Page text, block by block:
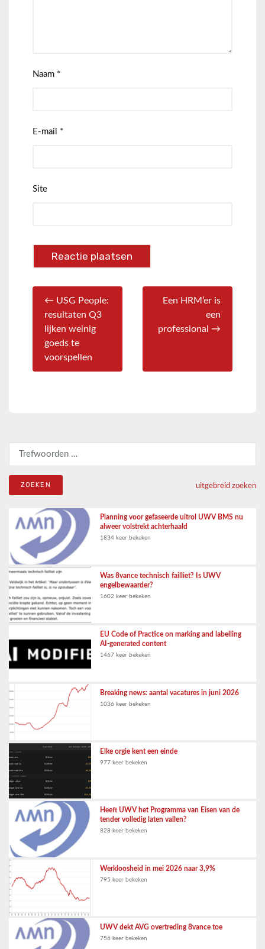
Naam *
E-mail *
Site
← USG People:
resultaten Q3
lijken weinig
goeds te
voorspellen
Een HRM’er is
een
professional →
uitgebreid zoeken
Planning voor gefaseerde uitrol UWV BMS nu
alweer volstrekt achterhaald
1834 keer bekeken
Was 8vance technisch failliet? Is UWV
engelbewaarder?
1602 keer bekeken
EU Code of Practice on marking and labelling
AI-generated content
1467 keer bekeken
Breaking news: aantal vacatures in juni 2026
1036 keer bekeken
Elke orgie kent een einde
977 keer bekeken
Heeft UWV het Programma van Eisen van de
tender volledig laten vallen?
828 keer bekeken
Werkloosheid in mei 2026 naar 3,9%
795 keer bekeken
UWV dekt AVG overtreding 8vance toe
756 keer bekeken